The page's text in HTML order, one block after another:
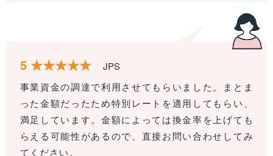
5
JPS
事業資金の調達で利用させてもらいました。まとま
った金額だったため特別レートを適用してもらい、
満足しています。金額によっては換金率を上げても
らえる可能性があるので、直接お問い合わせしてみ
てください。